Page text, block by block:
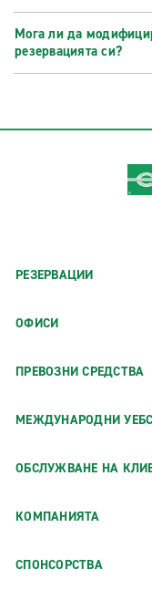
Мога ли да
резервацията си?
РЕЗЕРВАЦИИ
ОФИСИ
ПРЕВОЗНИ СРЕДСТВА
МЕЖДУНАРОДНИ
ОБСЛУЖВАНЕ НА
КОМПАНИЯТА
СПОНСОРСТВA